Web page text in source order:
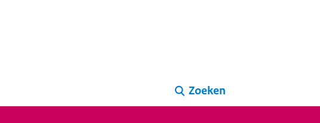
Zoeken